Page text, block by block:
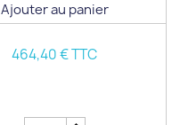
Ajouter au panier
464,40 € TTC